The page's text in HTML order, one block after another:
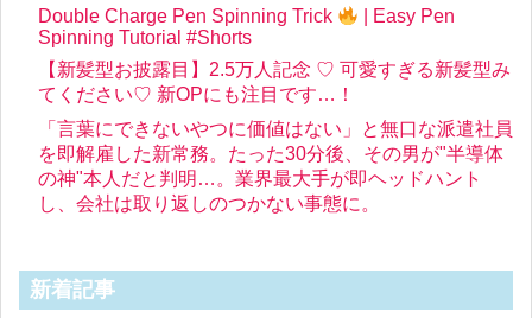
Double Charge Pen Spinning Trick
| Easy Pen
Spinning Tutorial #Shorts
【新髪型お披露目】2.5万人記念 ♡ 可愛すぎる新髪型み
てください♡ 新OPにも注目です…！
「言葉にできないやつに価値はない」と無口な派遣社員
を即解雇した新常務。たった30分後、その男が"半導体
の神"本人だと判明…。業界最大手が即ヘッドハント
し、会社は取り返しのつかない事態に。
新着記事